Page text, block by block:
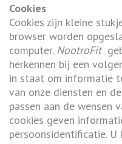
Cookies
Cookies zijn kleine
browser worden
computer. NootroFit
herkennen bij een
in staat om informatie
van onze diensten en
passen aan de wensen
cookies geven
persoonsidentificatie.